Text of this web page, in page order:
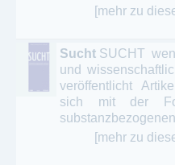
[mehr zu
Sucht SUCHT
und
veröffentlicht
sich mit der
[mehr zu